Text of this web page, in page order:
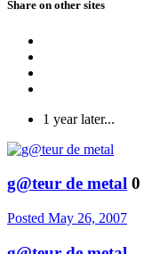
Share on other sites
1 year later...
g@teur de metal 0
Posted May 26, 2007